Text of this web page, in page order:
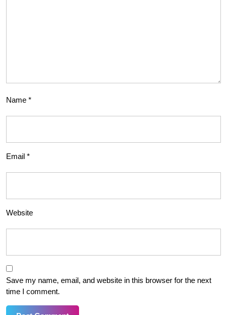
Name *
Email *
Website
Save my name, email, and website in this browser for the next
time I comment.